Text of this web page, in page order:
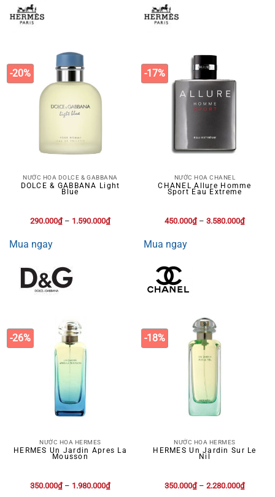
-20%
NƯỚC HOA DOLCE & GABBANA
DOLCE & GABBANA Light
Blue
290.000₫– 1.590.000₫
Mua ngay
-17%
NƯỚC HOA CHANEL
CHANEL Allure Homme
Sport Eau Extreme
450.000₫– 3.580.000₫
Mua ngay
-26%
NƯỚC HOA HERMES
HERMES Un Jardin Apres La
Mousson
350.000₫– 1.980.000₫
-18%
NƯỚC HOA HERMES
HERMES Un Jardin Sur Le
Nil
350.000₫– 2.280.000₫